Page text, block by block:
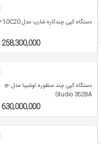
دستگاه کپی چندکاره شارپ مدل BP-10C20
258,300,000
دستگاه کپی چند منظوره توشیبا مدل e-
Studio 3528A
630,000,000